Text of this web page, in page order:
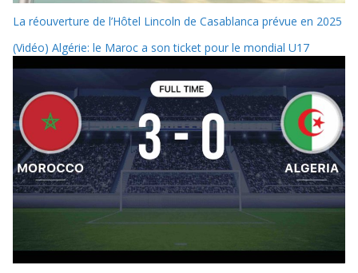
La réouverture de l’Hôtel Lincoln de Casablanca prévue en 2025
(Vidéo) Algérie: le Maroc a son ticket pour le mondial U17